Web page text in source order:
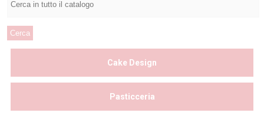
Cake Design
Pasticceria